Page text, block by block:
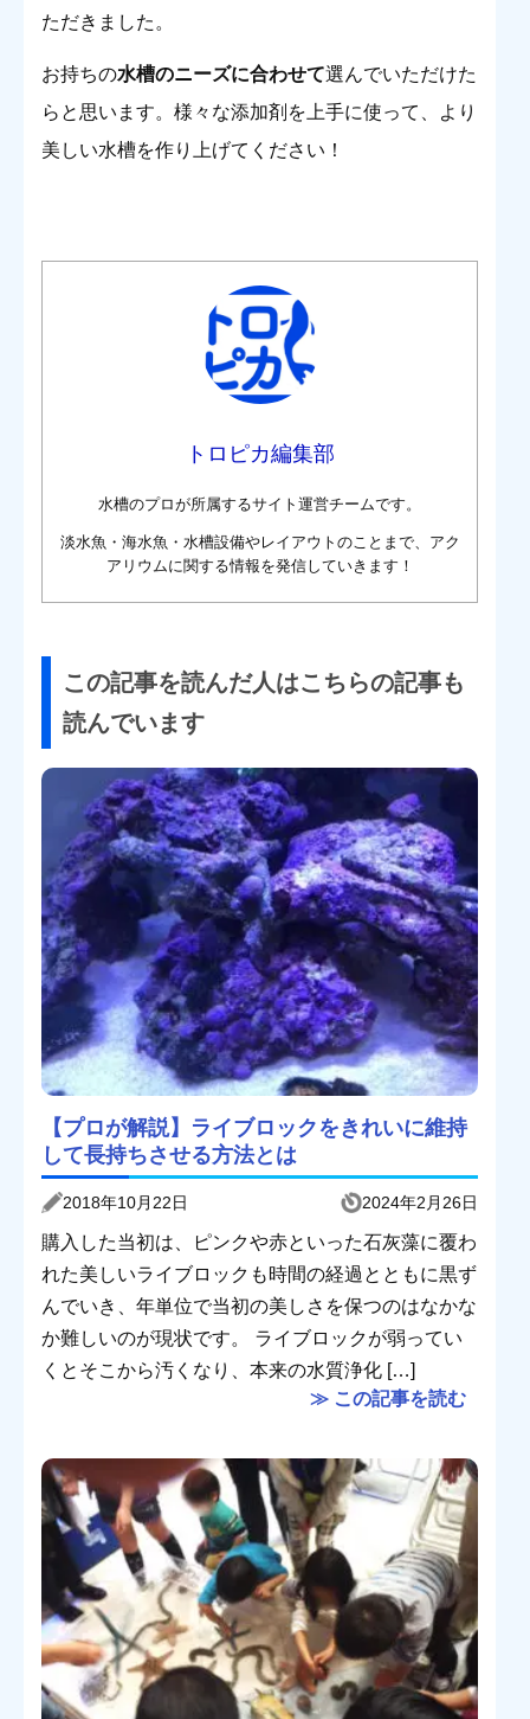
ただきました。
お持ちの水槽のニーズに合わせて選んでいただけた
らと思います。様々な添加剤を上手に使って、より
美しい水槽を作り上げてください！
トロピカ編集部
水槽のプロが所属するサイト運営チームです。
淡水魚・海水魚・水槽設備やレイアウトのことまで、アク
アリウムに関する情報を発信していきます！
この記事を読んだ人はこちらの記事も
読んでいます
【プロが解説】ライブロックをきれいに維持
して長持ちさせる方法とは
2018年10月22日 2024年2月26日
購入した当初は、ピンクや赤といった石灰藻に覆わ
れた美しいライブロックも時間の経過とともに黒ず
んでいき、年単位で当初の美しさを保つのはなかな
か難しいのが現状です。 ライブロックが弱ってい
くとそこから汚くなり、本来の水質浄化 […]
≫ この記事を読む